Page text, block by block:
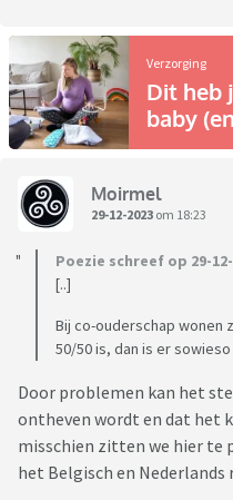
Verzorging
Dit heb
baby
Moirmel
29-12-2023 om 18:23
Poezie schreef op 29-12-
[..]
Bij co-ouderschap wonen
50/50 is, dan is er
Door problemen kan het
ontheven wordt en dat het
misschien zitten we hier te
het Belgisch en Nederlands